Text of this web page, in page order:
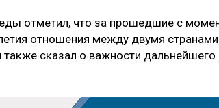
отметил, что за прошедшие с
отношения между двумя
сказал о важности дальнейшего